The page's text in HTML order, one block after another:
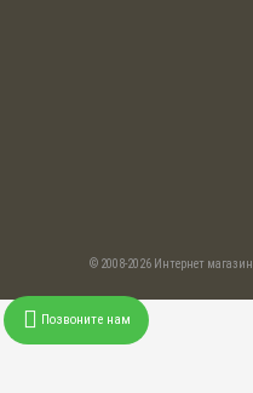
© 2008-2026 Интернет
Позвоните нам